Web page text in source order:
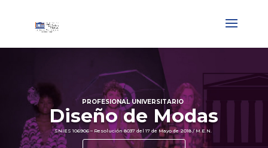
PROFESIONAL UNIVERSITARIO
Diseño de Modas
SNIES 106906 – Resolución 8037 del 17 de Mayo de 2018 / M.E.N.